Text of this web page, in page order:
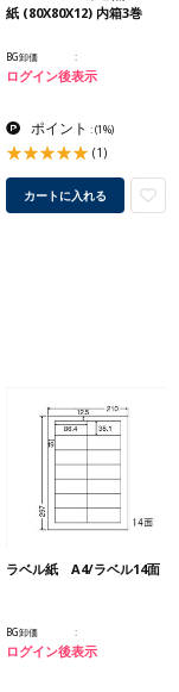
紙 (80X80X12) 内箱3巻
BG卸価
ログイン後表示
ポイント :(1%)
(1)
カートに入れる
ラベル紙 A4/ラベル14面
BG卸価
ログイン後表示